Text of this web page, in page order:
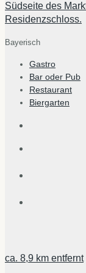
Südseite des
Residenzschloss.
Bayerisch
Gastro
Bar oder Pub
Restaurant
Biergarten
ca. 8,9 km entfernt